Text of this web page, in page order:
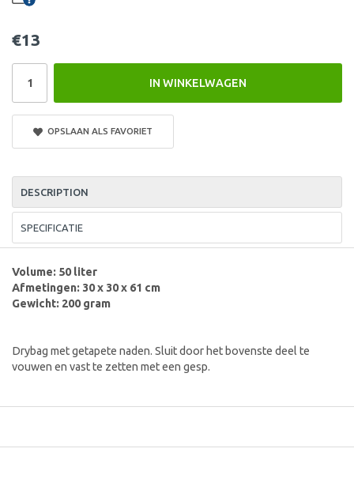
€13
IN WINKELWAGEN
OPSLAAN ALS FAVORIET
DESCRIPTION
SPECIFICATIE
Volume: 50 liter
Afmetingen: 30 x 30 x 61 cm
Gewicht: 200 gram
Drybag met getapete naden. Sluit door het bovenste deel te
vouwen en vast te zetten met een gesp.